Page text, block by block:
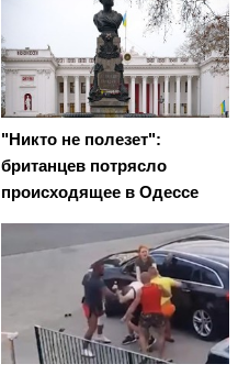
"Никто не полезет":
британцев потрясло
происходящее в Одессе